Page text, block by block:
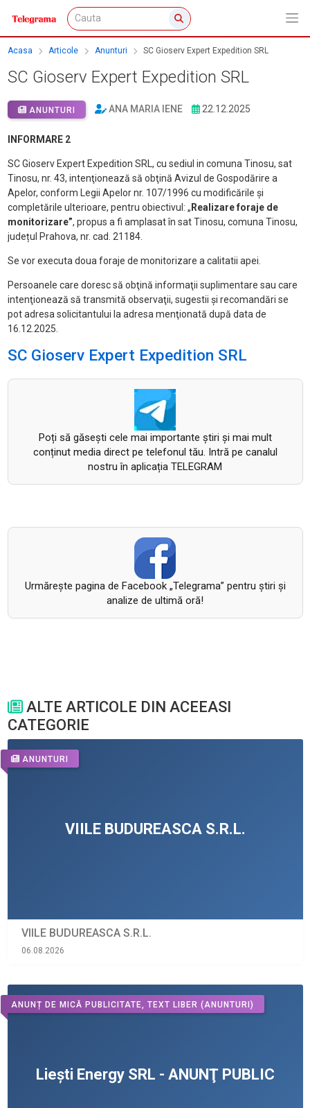
Acasa Articole Anunturi SC Gioserv Expert Expedition SRL
SC Gioserv Expert Expedition SRL
ANUNTURI ANA MARIA IENE 22.12.2025
INFORMARE 2
SC Gioserv Expert Expedition SRL, cu sediul in comuna Tinosu, sat
Tinosu, nr. 43, intenţionează să obţină Avizul de Gospodărire a
Apelor, conform Legii Apelor nr. 107/1996 cu modificările şi
completările ulterioare, pentru obiectivul: „ Realizare foraje de
monitorizare”, propus a fi amplasat în sat Tinosu, comuna Tinosu,
județul Prahova, nr. cad. 21184.
Se vor executa doua foraje de monitorizare a calitatii apei.
Persoanele care doresc să obţină informaţii suplimentare sau care
intenţionează să transmită observaţii, sugestii şi recomandări se
pot adresa solicitantului la adresa menţionată după data de
16.12.2025.
SC Gioserv Expert Expedition SRL
Poți să găsești cele mai importante știri și mai mult
conținut media direct pe telefonul tău. Intră pe canalul
nostru în aplicația TELEGRAM
Urmăreşte pagina de Facebook „Telegrama” pentru ştiri şi
analize de ultimă oră!
ALTE ARTICOLE DIN ACEEASI
CATEGORIE
ANUNTURI
VIILE BUDUREASCA S.R.L.
06.08.2026
ANUNȚ DE MICĂ PUBLICITATE, TEXT LIBER (ANUNTURI)